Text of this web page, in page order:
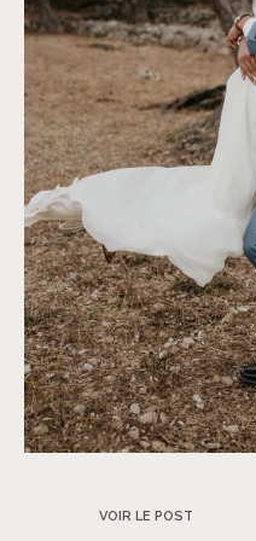
VOIR LE POST